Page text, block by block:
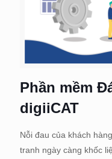
Phần mềm
digiiCAT
Nỗi đau của khách
tranh ngày càng khốc